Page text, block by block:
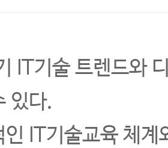
IT기술 트렌드와
있다.
IT기술교육 체계